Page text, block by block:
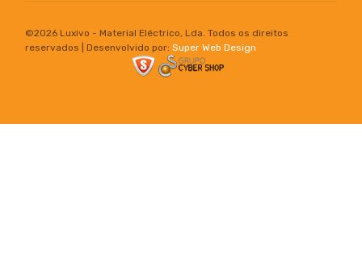
©2026 Luxivo - Material Eléctrico, Lda. Todos os direitos
reservados | Desenvolvido por: Super Web Design